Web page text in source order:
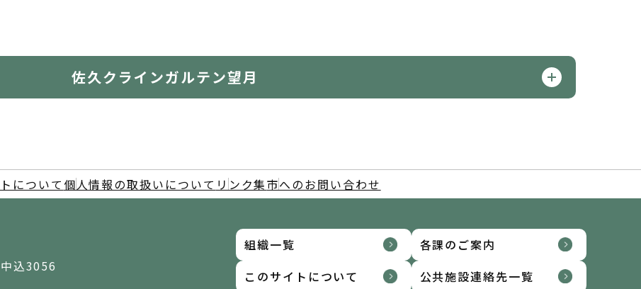
佐久クラインガルテン望月
について 個人情報の取扱いについて リンク集市へのお問い合わせ
込3056
組織一覧
各課のご案内
このサイトについて
公共施設連絡先一覧